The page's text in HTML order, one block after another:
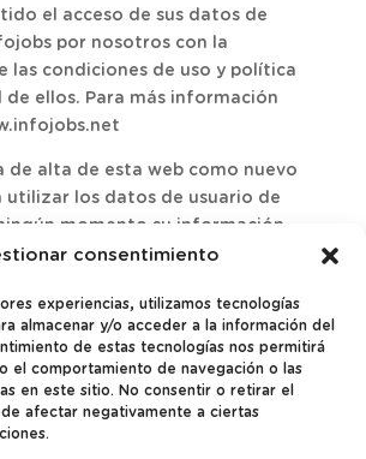
consentimiento
experiencias, utilizamos tecnologías
almacenar y/o acceder a la información del
de estas tecnologías nos permitirá
el comportamiento de navegación o las
en este sitio. No consentir o retirar el
afectar negativamente a ciertas
el acceso de sus datos de
por nosotros con la
las condiciones de uso y política
de ellos. Para más información
de alta de esta web como nuevo
utilizar los datos de usuario de
momento su información
con InfoJobs.
DE PRIVACIDAD
DE DATOS
no implica que el usuario se
deba facilitar datos de carácter
deba suministrarlos, el sitio